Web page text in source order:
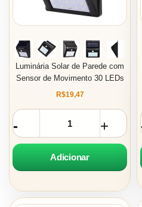
Luminária Solar de Parede com
Sensor de Movimento 30 LEDs
R$19,47
Adicionar